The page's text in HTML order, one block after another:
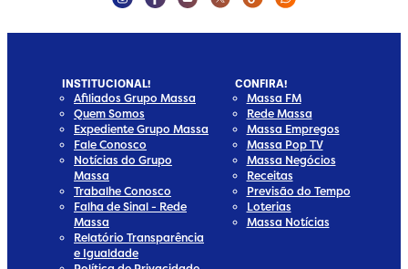
INSTITUCIONAL!
Afiliados Grupo Massa
Quem Somos
Expediente Grupo Massa
Fale Conosco
Notícias do Grupo
Massa
Trabalhe Conosco
Falha de Sinal - Rede
Massa
Relatório Transparência
e Igualdade
CONFIRA!
Massa FM
Rede Massa
Massa Empregos
Massa Pop TV
Massa Negócios
Receitas
Previsão do Tempo
Loterias
Massa Notícias